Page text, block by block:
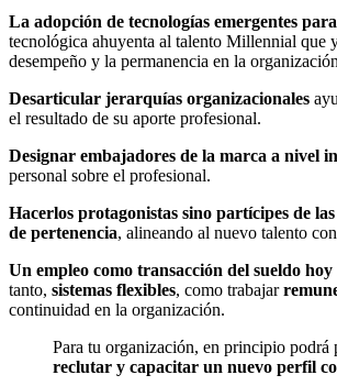
La adopción de tecnologías emergentes
tecnológica ahuyenta al talento Millennial que
desempeño y la permanencia en la
Desarticular jerarquías organizacionales
el resultado de su aporte profesional.
Designar embajadores de la marca a nivel
personal sobre el profesional.
Hacerlos protagonistas sino partícipes de
de pertenencia, alineando al nuevo talento
Un empleo como transacción del sueldo
tanto, sistemas flexibles, como trabajar
continuidad en la organización.
Para tu organización, en principio podrá
reclutar y capacitar un nuevo perfil